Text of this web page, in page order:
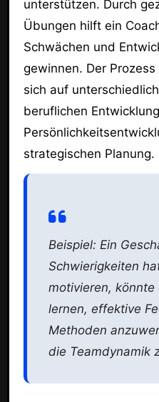
unterstützen. Durch
Übungen hilft ein
Schwächen und
gewinnen. Der
sich auf
beruflichen
strategischen Planung.
Beispiel: Ein
Schwierigkeiten
motivieren, könnte
lernen, effektive
Methoden
die Teamdynamik